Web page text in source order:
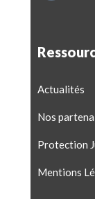
Actualités
Nos
Protection
Mentions